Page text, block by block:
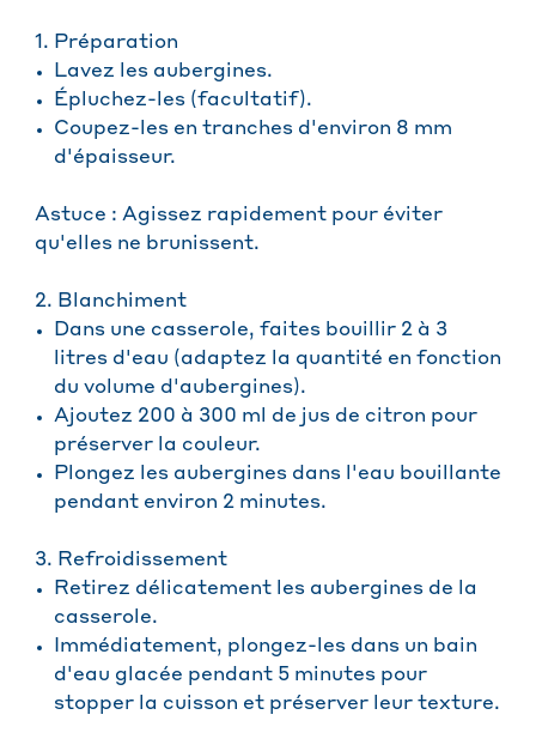
1. Préparation
Lavez les aubergines.
Épluchez-les (facultatif).
Coupez-les en tranches d'environ 8 mm
d'épaisseur.
Astuce : Agissez rapidement pour éviter
qu'elles ne brunissent.
2. Blanchiment
Dans une casserole, faites bouillir 2 à 3
litres d'eau (adaptez la quantité en fonction
du volume d'aubergines).
Ajoutez 200 à 300 ml de jus de citron pour
préserver la couleur.
Plongez les aubergines dans l'eau bouillante
pendant environ 2 minutes.
3. Refroidissement
Retirez délicatement les aubergines de la
casserole.
Immédiatement, plongez-les dans un bain
d'eau glacée pendant 5 minutes pour
stopper la cuisson et préserver leur texture.